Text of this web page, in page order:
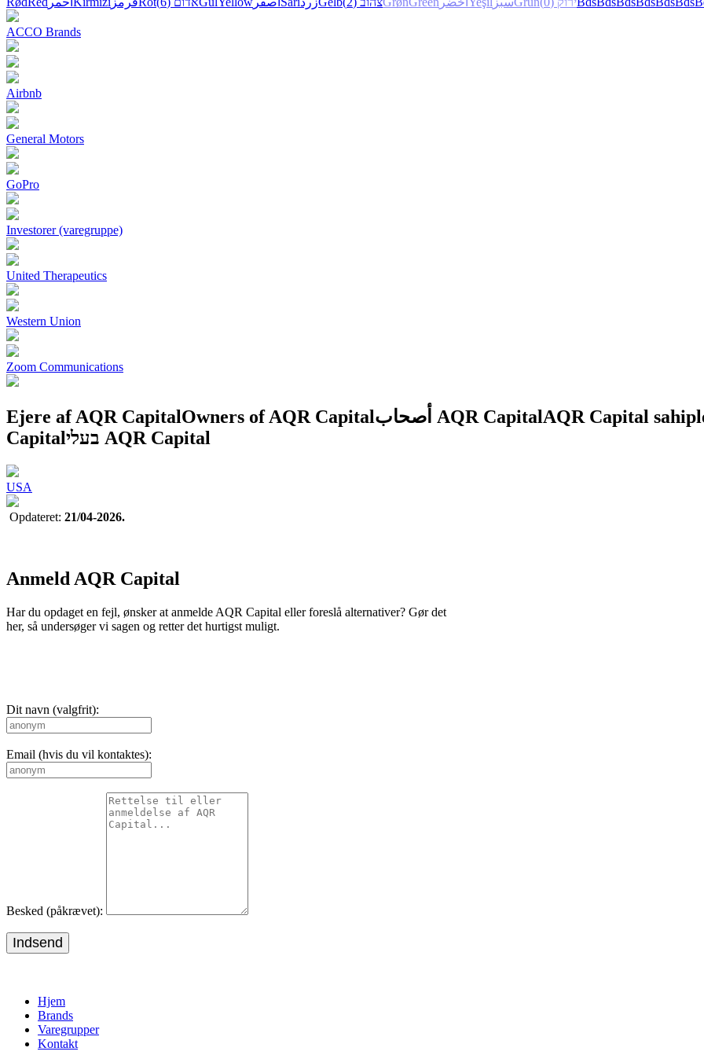
ACCO Brands
Airbnb
General Motors
GoPro
Investorer (varegruppe)
United Therapeutics
Western Union
Zoom Communications
Ejere af AQR CapitalOwners of AQR Capital أصحاب AQR CapitalAQR Capital
Capital
בעלי AQR Capital
USA
Opdateret: 21/04-2026.
Anmeld AQR Capital
Har du opdaget en fejl, ønsker at anmelde AQR Capital eller foreslå alternativer? Gør det
her, så undersøger vi sagen og retter det hurtigst muligt.
Dit navn (valgfrit):
Email (hvis du vil kontaktes):
Besked (påkrævet):
Indsend
Hjem
Brands
Varegrupper
Kontakt